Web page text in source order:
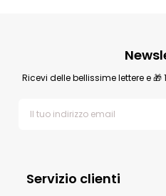
Servizio clienti
Ricevi delle bellissime lettere e